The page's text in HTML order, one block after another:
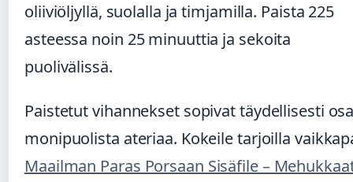
oliiviöljyllä, suolalla ja timjamilla. Paista 225
asteessa noin 25 minuuttia ja sekoita
puolivälissä.
Paistetut vihannekset sopivat täydellisesti
monipuolista ateriaa. Kokeile tarjoilla
Maailman Paras Porsaan Sisäfile –